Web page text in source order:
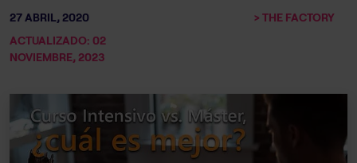
27 ABRIL, 2020
ACTUALIZADO: 02
NOVIEMBRE, 2023
> THE FACTORY